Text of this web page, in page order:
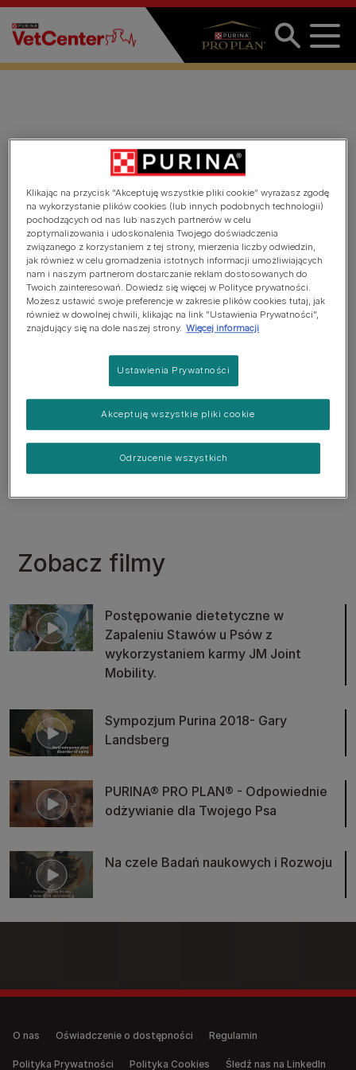
Przejdź do treści
Poznaj nasz ośrodek
badawczy PURINA
Wstecz
Zobacz filmy
Postępowanie dietetyczne w
Zapaleniu Stawów u Psów z
wykorzystaniem karmy JM Joint
Mobility.
Sympozjum Purina 2018- Gary
Landsberg
PURINA® PRO PLAN® - Odpowiednie
odżywianie dla Twojego Psa
Na czele Badań naukowych i Rozwoju
Legal (anonymous)
O nas Oświadczenie o dostępności Regulamin
Polityka Prywatności Polityka Cookies Śledź nas na LinkedIn
Klikając na przycisk “Akceptuję wszystkie pliki cookie” wyrażasz zgodę
na wykorzystanie plików cookies (lub innych podobnych technologii)
pochodzących od nas lub naszych partnerów w celu
zoptymalizowania i udoskonalenia Twojego doświadczenia
związanego z korzystaniem z tej strony, mierzenia liczby odwiedzin,
jak również w celu gromadzenia istotnych informacji umożliwiających
nam i naszym partnerom dostarczanie reklam dostosowanych do
Twoich zainteresowań. Dowiedz się więcej w Polityce prywatności.
Możesz ustawić swoje preferencje w zakresie plików cookies tutaj, jak
również w dowolnej chwili, klikając na link "Ustawienia Prywatności",
znajdujący się na dole naszej strony. Więcej informacji
Ustawienia Prywatności
Odrzucenie wszystkich
Akceptuję wszystkie pliki cookie